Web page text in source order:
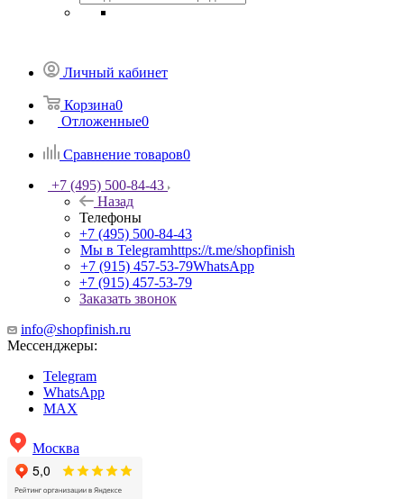
Личный кабинет
Корзина0
Отложенные0
Сравнение товаров0
+7 (495) 500-84-43
Назад
Телефоны
+7 (495) 500-84-43
Мы в Telegramhttps://t.me/shopfinish
+7 (915) 457-53-79WhatsApp
+7 (915) 457-53-79
Заказать звонок
info@shopfinish.ru
Мессенджеры:
Telegram
WhatsApp
MAX
Москва